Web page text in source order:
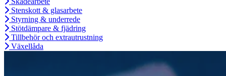
Stenskott & glasarbete
Styrning & underrede
Stötdämpare & fjädring
Tillbehör och extrautrustning
Växellåda